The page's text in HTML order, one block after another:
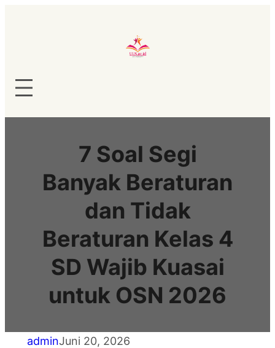
7 Soal Segi
Banyak Beraturan
dan Tidak
Beraturan Kelas 4
SD Wajib Kuasai
untuk OSN 2026
adminJuni 20, 2026